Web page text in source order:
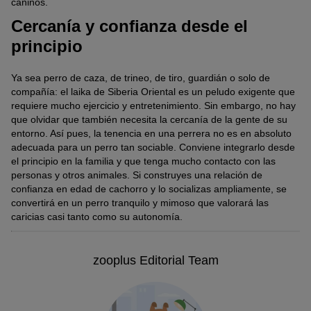
Cercanía y confianza desde el
principio
Ya sea perro de caza, de trineo, de tiro, guardián o solo de
compañía: el laika de Siberia Oriental es un peludo exigente que
requiere mucho ejercicio y entretenimiento. Sin embargo, no hay
que olvidar que también necesita la cercanía de la gente de su
entorno. Así pues, la tenencia en una perrera no es en absoluto
adecuada para un perro tan sociable. Conviene integrarlo desde
el principio en la familia y que tenga mucho contacto con las
personas y otros animales. Si construyes una relación de
confianza en edad de cachorro y lo socializas ampliamente, se
convertirá en un perro tranquilo y mimoso que valorará las
caricias casi tanto como su autonomía.
zooplus Editorial Team